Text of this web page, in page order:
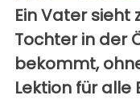
Ein Vater sieht
Tochter in der
bekommt,
Lektion für alle